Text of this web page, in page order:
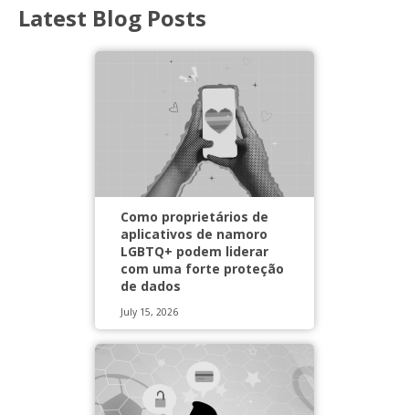
Latest Blog Posts
Como proprietários de
aplicativos de namoro
LGBTQ+ podem liderar
com uma forte proteção
de dados
July 15, 2026